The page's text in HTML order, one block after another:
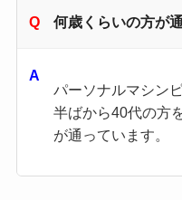
何歳くらいの方が
パーソナルマシン
半ばから40代の方
が通っています。